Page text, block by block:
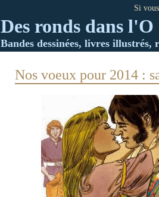
Si
Des ronds dans
Bandes dessinées, livres illustrés,
Nos voeux pour 2014 :